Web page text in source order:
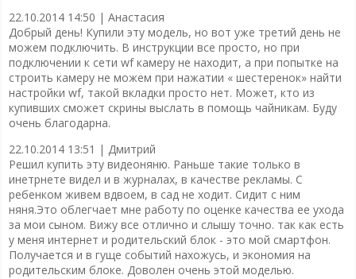
22.10.2014 14:50 | Анастасия
Добрый день! Купили эту модель, но вот уже третий день не
можем подключить. В инструкции все просто, но при
подключении к сети wf камеру не находит, а при попытке на
строить камеру не можем при нажатии « шестеренок» найти
настройки wf, такой вкладки просто нет. Может, кто из
купивших сможет скрины выслать в помощь чайникам. Буду
очень благодарна.
22.10.2014 13:51 | Дмитрий
Решил купить эту видеоняню. Раньше такие только в
инетрнете видел и в журналах, в качестве рекламы. С
ребенком живем вдвоем, в сад не ходит. Сидит с ним
няня.Это облегчает мне работу по оценке качества ее ухода
за мои сыном. Вижу все отлично и слышу точно. так как есть
у меня интернет и родительский блок - это мой смартфон.
Получается и в гуще событий нахожусь, и экономия на
родительским блоке. Доволен очень этой моделью.